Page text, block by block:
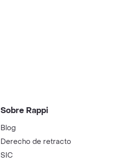
Sobre Rappi
Blog
Derecho de retracto
SIC